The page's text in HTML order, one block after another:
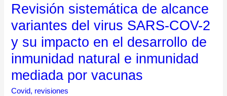
Tercera
Edición.
Revisión sistemática de alcance
variantes del virus SARS-COV-2
y su impacto en el desarrollo de
inmunidad natural e inmunidad
mediada por vacunas
Covid, revisiones
Revisión
de
alcance
variantes
del
virus
SARS-